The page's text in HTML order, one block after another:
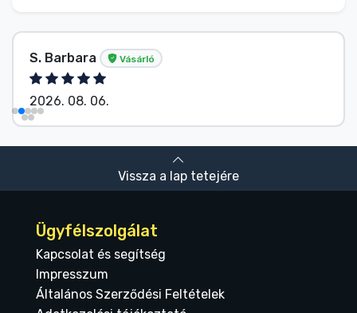
S. Barbara Vásárló
2026. 08. 06.
Vissza a lap tetejére
Ügyfélszolgálat
Kapcsolat és segítség
Impresszum
Általános Szerződési Feltételek